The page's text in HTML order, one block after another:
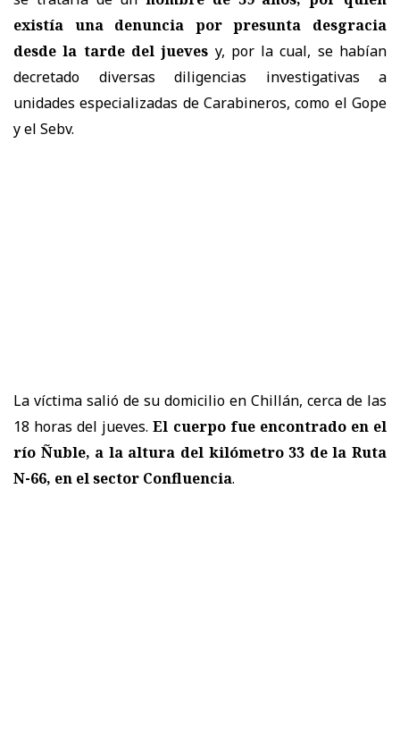
existía una denuncia por presunta desgracia
desde la tarde del jueves y, por la cual, se habían
decretado diversas diligencias investigativas a
unidades especializadas de Carabineros, como el Gope
y el Sebv.
La víctima salió de su domicilio en Chillán, cerca de las
18 horas del jueves.El cuerpo fue encontrado en el
río Ñuble, a la altura del kilómetro 33 de la Ruta
N-66, en elsector Confluencia.